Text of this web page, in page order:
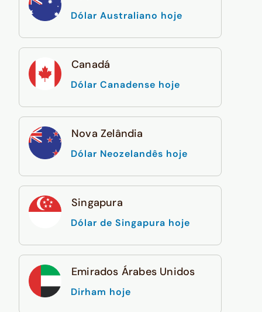
Dólar Australiano hoje
Canadá
Dólar Canadense hoje
Nova Zelândia
Dólar Neozelandês hoje
Singapura
Dólar de Singapura hoje
Emirados Árabes Unidos
Dirham hoje